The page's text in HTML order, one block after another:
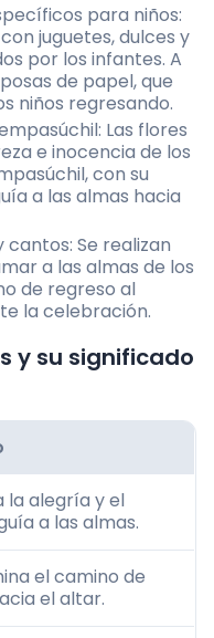
para niños:
juguetes, dulces y
por los infantes. A
de papel, que
niños regresando.
Las flores
e inocencia de los
con su
a las almas hacia
Se realizan
a las almas de los
de regreso al
la celebración.
y su significado
la alegría y el
a las almas.
el camino de
el altar.